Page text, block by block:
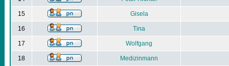
15 Gisela
16 Tina
17 Wolfgang
18 Medizinmann